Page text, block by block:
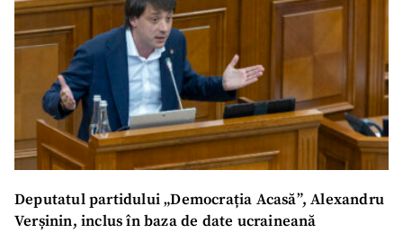
Deputatul partidului „Democrația Acasă”, Alexandru
Verșinin, inclus în baza de date ucraineană